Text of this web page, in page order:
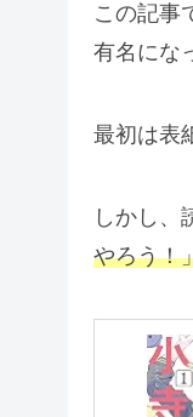
この記事
有名にな
最初は表
しかし、
やろう！